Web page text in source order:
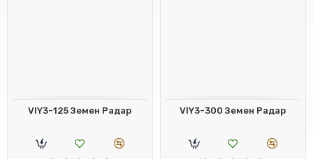
VIY3-125 Земен Радар VIY3-300 Земен Радар